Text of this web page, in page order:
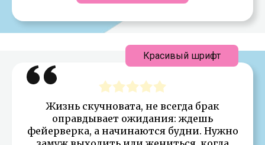
Жизнь скучновата, не всегда брак
оправдывает ожидания: ждешь
фейерверка, а начинаются будни. Нужно
Красивый шрифт